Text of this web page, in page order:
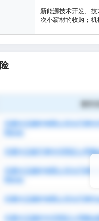
新能源技术开发、
次小薪材的收购；